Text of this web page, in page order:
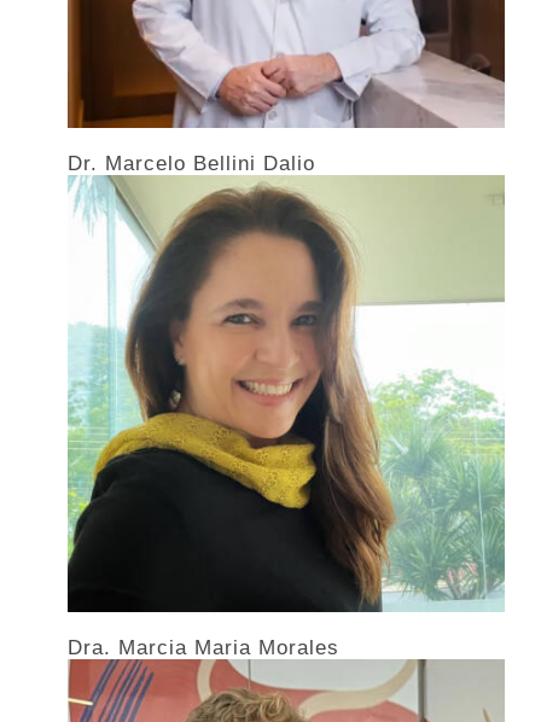
Dr. Marcelo Bellini Dalio
Dra. Marcia Maria Morales